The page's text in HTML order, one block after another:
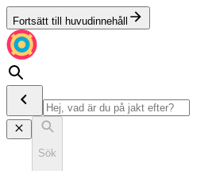
Fortsätt till huvudinnehåll
Sök